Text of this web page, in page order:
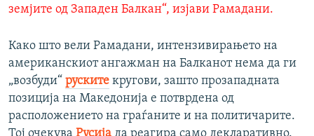
земјите од Западен Балкан“, изјави Рамадани.
Како што вели Рамадани, интензивирањето на
американскиот ангажман на Балканот нема да ги
„возбуди“ руските кругови, зашто прозападната
позиција на Македонија е потврдена од
расположението на граѓаните и на политичарите.